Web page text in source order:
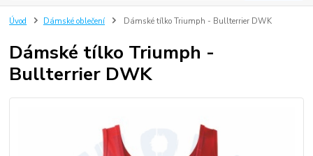
Úvod Dámské oblečení Dámské tílko Triumph - Bullterrier DWK
Dámské tílko Triumph -
Bullterrier DWK